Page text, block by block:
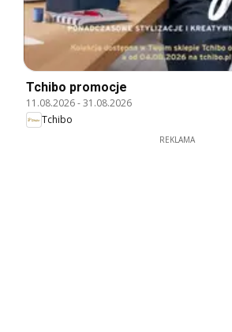
Tchibo promocje
11.08.2026-31.08.2026
Tchibo
REKLAMA